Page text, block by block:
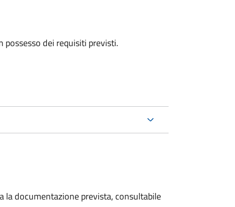
dei requisiti previsti.
documentazione prevista, consultabile